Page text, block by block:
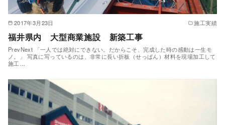
2017年3月23日 施工実績
福井県内 大型商業施設 新築工事
PrevNext 「一人では絶対にできない。だからこそ、完成した時の感動は一生モ
ノ。」 写真に写っているのは、非常に長い折板（せっぱん）材料を現場加工して
施工…